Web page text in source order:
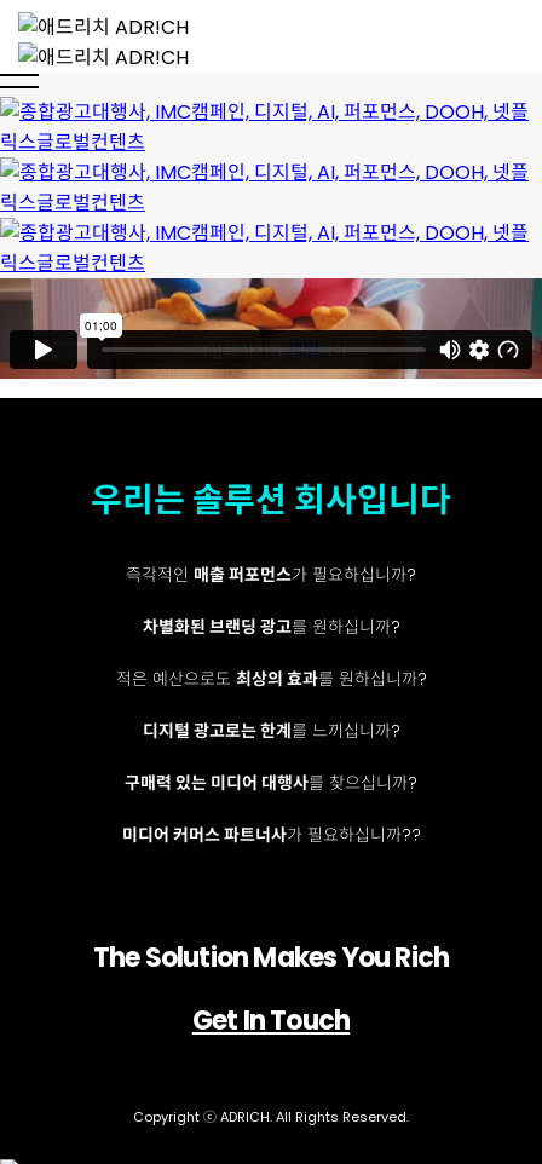
우리는 솔루션 회사입니다
즉각적인 매출 퍼포먼스가 필요하십니까?
차별화된 브랜딩 광고를 원하십니까?
적은 예산으로도 최상의 효과를 원하십니까?
디지털 광고로는 한계를 느끼십니까?
구매력 있는 미디어 대행사를 찾으십니까?
미디어 커머스 파트너사가 필요하십니까??
The Solution Makes You Rich
Get In Touch
Copyright ⓒ ADRICH. All Rights Reserved.